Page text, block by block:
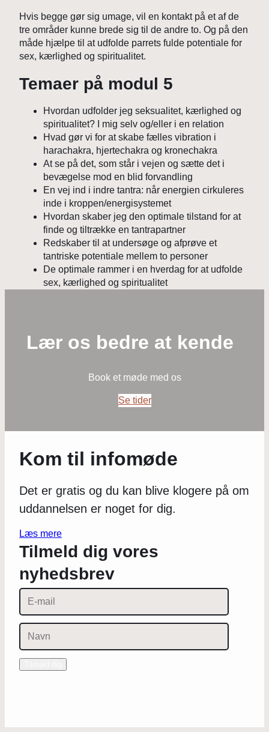
Hvis begge gør sig umage, vil en kontakt på et af de
tre områder kunne brede sig til de andre to. Og på den
måde hjælpe til at udfolde parrets fulde potentiale for
sex, kærlighed og spiritualitet.
Temaer på modul 5
Hvordan udfolder jeg seksualitet, kærlighed og
spiritualitet? I mig selv og/eller i en relation
Hvad gør vi for at skabe fælles vibration i
harachakra, hjertechakra og kronechakra
At se på det, som står i vejen og sætte det i
bevægelse mod en blid forvandling
En vej ind i indre tantra: når energien cirkuleres
inde i kroppen/energisystemet
Hvordan skaber jeg den optimale tilstand for at
finde og tiltrække en tantrapartner
Redskaber til at undersøge og afprøve et
tantriske potentiale mellem to personer
De optimale rammer i en hverdag for at udfolde
sex, kærlighed og spiritualitet
Lær os bedre at kende
Book et møde med os
Se tider
Kom til infomøde
Det er gratis og du kan blive klogere på om
uddannelsen er noget for dig.
Læs mere
Tilmeld dig vores
nyhedsbrev